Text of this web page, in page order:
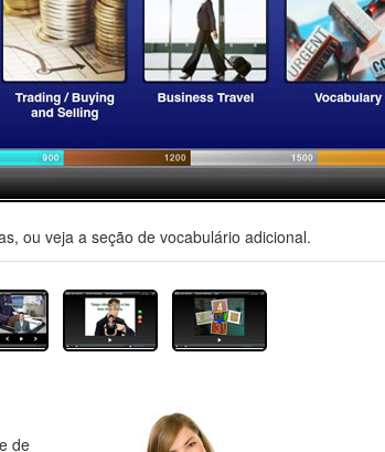
ou veja a seção de vocabulário adicional.
de